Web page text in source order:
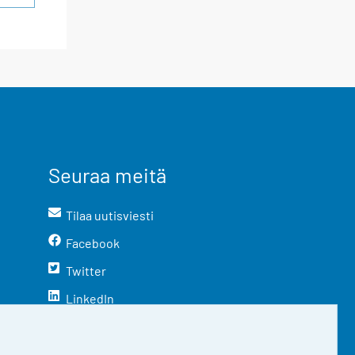
Seuraa meitä
Tilaa uutisviesti
Facebook
Twitter
LinkedIn